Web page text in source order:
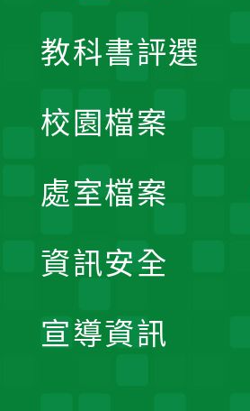
教科書評選
校園檔案
處室檔案
資訊安全
宣導資訊